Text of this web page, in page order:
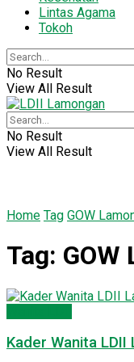
Lintas Agama
Tokoh
No Result
View All Result
No Result
View All Result
Home Tag GOW
Tag: GOW
Kader Wanita